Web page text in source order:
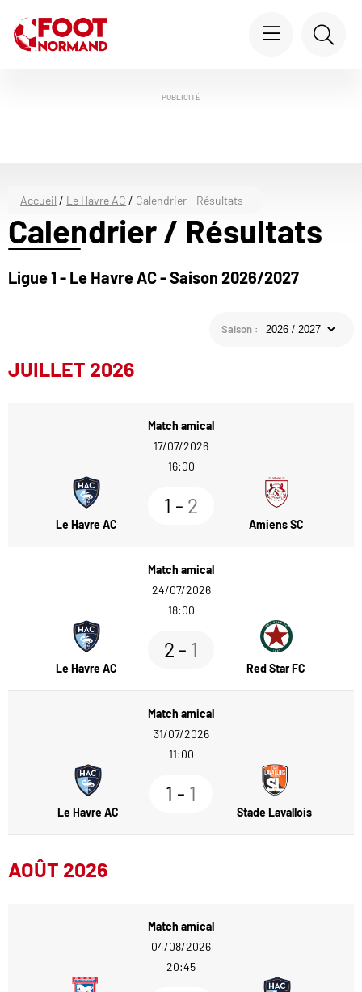
PUBLICITÉ
Accueil / Le Havre AC / Calendrier - Résultats
Calendrier / Résultats
Ligue 1 - Le Havre AC - Saison 2026/2027
Saison :
JUILLET 2026
Match amical
17/07/2026
16:00
Le Havre AC
1 - 2
Amiens SC
Match amical
24/07/2026
18:00
Le Havre AC
2 - 1
Red Star FC
Match amical
31/07/2026
11:00
Le Havre AC
1 - 1
Stade Lavallois
AOÛT 2026
Match amical
04/08/2026
20:45